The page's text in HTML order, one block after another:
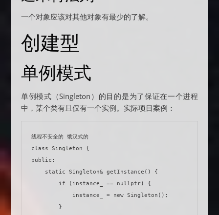
一个对象应该对其他对象有最少的了解。
创建型
单例模式
单例模式（Singleton）的目的是为了保证在一个进程
中，某个类有且仅有一个实例。实际项目案例：
线程不安全的 饿汉式的
class Singleton {
public: